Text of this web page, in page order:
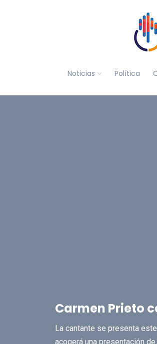
Noticias Política
Carmen Prieto
La cantante se presenta
acogerá una presentación